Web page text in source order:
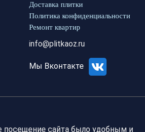
Доставка плитки
Политика конфиденциальности
Ремонт квартир
info@plitkaoz.ru
Мы Вконтакте
посещение сайта было удобным и